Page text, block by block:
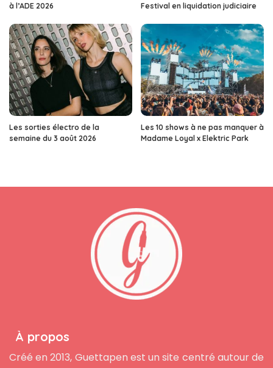
à l’ADE 2026
Festival en liquidation judiciaire
Les sorties électro de la
semaine du 3 août 2026
Les 10 shows à ne pas manquer à
Madame Loyal x Elektric Park
À propos
Créé en 2013, Guettapen est un site centré autour de